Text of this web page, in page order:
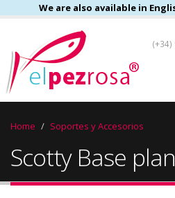
We are also available in
(+34)
Home Soportes y Accesorios
Scotty Base